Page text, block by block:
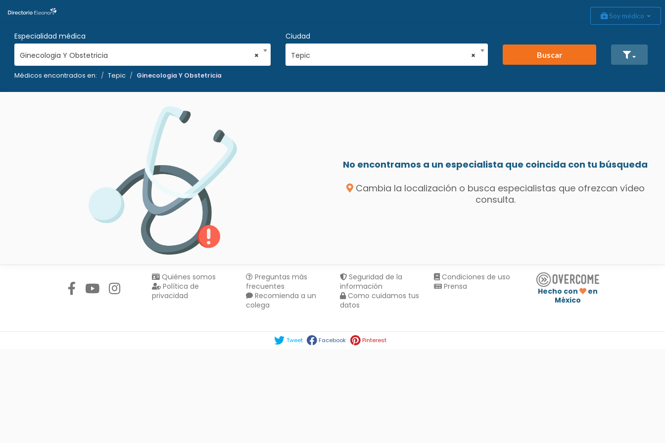
Soy médico
Especialidad médica
×
Ginecologia Y Obstetricia
Ciudad
×
Tepic Buscar
Médicos encontrados en: Tepic Ginecologia Y Obstetricia
No encontramos a un especialista que coincida con tu búsqueda
Cambia la localización o busca especialistas que ofrezcan vídeo
consulta.
Quiénes somos
Política de
privacidad
Preguntas más
frecuentes
Recomienda a un
colega
Seguridad de la
información
Como cuidamos tus
datos
Condiciones de uso
Prensa
Hecho con
en
México
Tweet Facebook Pinterest